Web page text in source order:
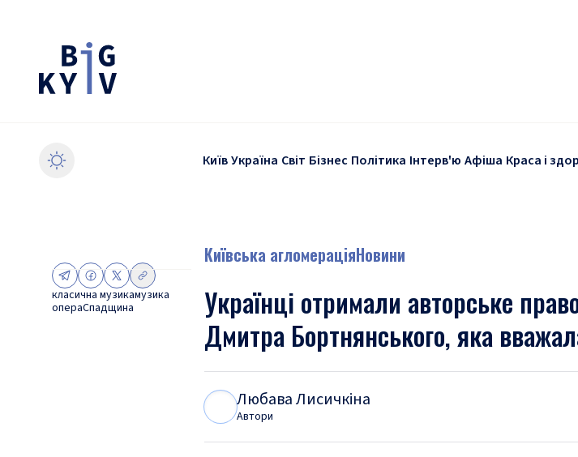
КиївУкраїна Світ Бізнес Політика Інтерв'ю Афіша Краса і
класична музикамузика
операСпадщина
Київська агломераціяНовини
Українці отримали авторське
Дмитра Бортнянського, яка
Любава Лисичкіна
Автори